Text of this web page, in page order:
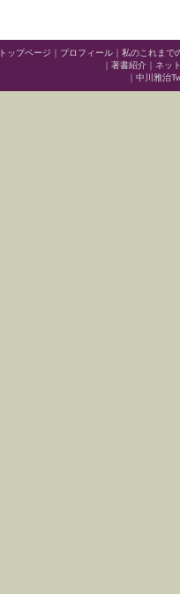
トップページ ｜ プロフィール ｜ 私のこれまで
｜ 著書紹介 ｜ ネッ
｜ 中川雅治